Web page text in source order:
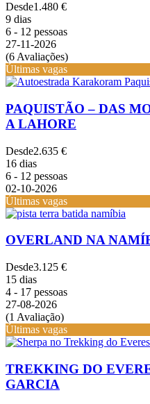
Desde1.480 €
9 dias
6 - 12 pessoas
27-11-2026
(6 Avaliações)
Últimas vagas
PAQUISTÃO – DAS
A LAHORE
Desde2.635 €
16 dias
6 - 12 pessoas
02-10-2026
Últimas vagas
OVERLAND NA
Desde3.125 €
15 dias
4 - 17 pessoas
27-08-2026
(1 Avaliação)
Últimas vagas
TREKKING DO
GARCIA